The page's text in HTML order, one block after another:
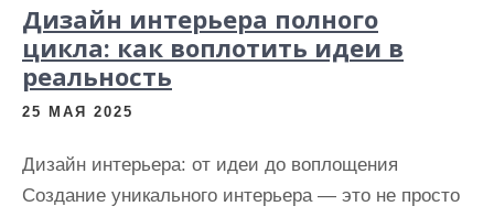
Дизайн интерьера полного
цикла: как воплотить идеи в
реальность
25 МАЯ 2025
Дизайн интерьера: от идеи до воплощения
Создание уникального интерьера — это не просто